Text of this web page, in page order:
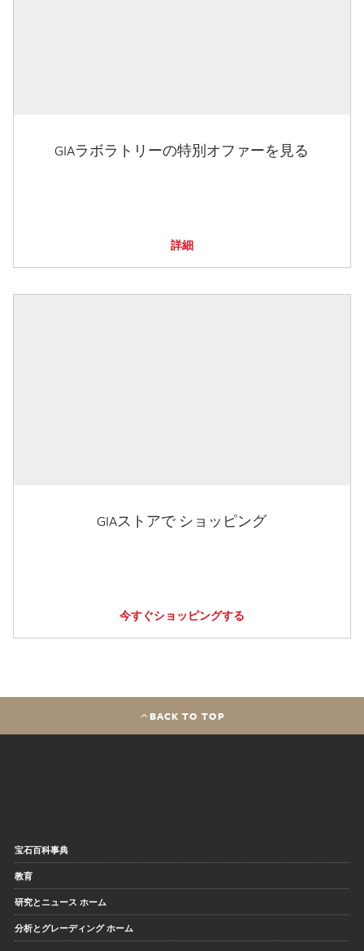
GIAラボラトリーの特別オファーを見る
詳細
GIAストアで ショッピング
今すぐショッピングする
BACK TO TOP
宝石百科事典
教育
研究とニュース ホーム
分析とグレーディング ホーム